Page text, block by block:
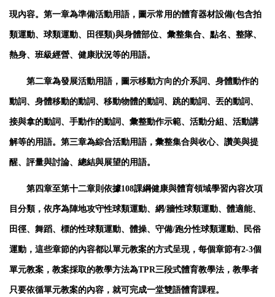
現內容。第⼀章為準備活動⽤語，圖⽰常⽤的體育器材設備(包含拍
類運動、球類運動、⽥徑類)與⾝體部位、彙整集合、點名、整隊、
熱⾝、班級經營、健康狀況等的⽤語。
第⼆章為發展活動⽤語，圖⽰移動⽅向的介系詞、⾝體動作的
動詞、⾝體移動的動詞、移動物體的動詞、跳的動詞、丟的動詞、
接與拿的動詞、⼿動作的動詞、彙整動作⽰範、活動分組、活動講
解等的⽤語。 第三章為綜合活動⽤語，彙整集合與收⼼、讚美與提
醒、評量與討論、總結與展望的⽤語。
第四章至第十二章則依據108課綱健康與體育領域學習內容次項
目分類，依序為陣地攻守性球類運動、網/牆性球類運動、體適能、
田徑、舞蹈、標的性球類運動、體操、守備/跑分性球類運動、民俗
運動，這些章節的內容都以單元教案的方式呈現，每個章節有2-3個
單元教案，教案採取的教學方法為TPR三段式體育教學法，教學者
只要依循單元教案的內容，就可完成一堂雙語體育課程。